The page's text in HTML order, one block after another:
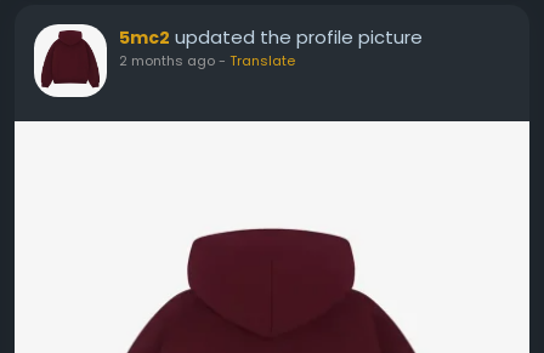
5mc2 updated the profile picture
2 months ago- Translate